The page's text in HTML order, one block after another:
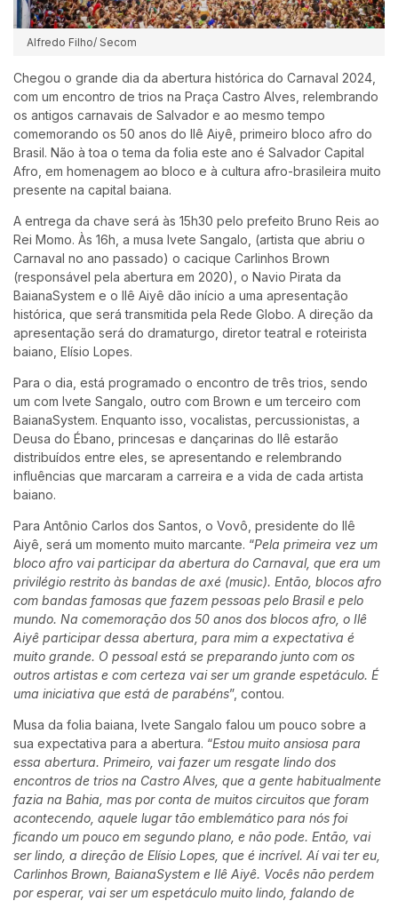
Alfredo Filho/ Secom
Chegou o grande dia da abertura histórica do Carnaval 2024,
com um encontro de trios na Praça Castro Alves, relembrando
os antigos carnavais de Salvador e ao mesmo tempo
comemorando os 50 anos do Ilê Aiyê, primeiro bloco afro do
Brasil. Não à toa o tema da folia este ano é Salvador Capital
Afro, em homenagem ao bloco e à cultura afro-brasileira muito
presente na capital baiana.
A entrega da chave será às 15h30 pelo prefeito Bruno Reis ao
Rei Momo. Às 16h, a musa Ivete Sangalo, (artista que abriu o
Carnaval no ano passado) o cacique Carlinhos Brown
(responsável pela abertura em 2020), o Navio Pirata da
BaianaSystem e o Ilê Aiyê dão início a uma apresentação
histórica, que será transmitida pela Rede Globo. A direção da
apresentação será do dramaturgo, diretor teatral e roteirista
baiano, Elísio Lopes.
Para o dia, está programado o encontro de três trios, sendo
um com Ivete Sangalo, outro com Brown e um terceiro com
BaianaSystem. Enquanto isso, vocalistas, percussionistas, a
Deusa do Ébano, princesas e dançarinas do Ilê estarão
distribuídos entre eles, se apresentando e relembrando
influências que marcaram a carreira e a vida de cada artista
baiano.
Para Antônio Carlos dos Santos, o Vovô, presidente do Ilê
Aiyê, será um momento muito marcante. “Pela primeira vez um
bloco afro vai participar da abertura do Carnaval, que era um
privilégio restrito às bandas de axé (music). Então, blocos afro
com bandas famosas que fazem pessoas pelo Brasil e pelo
mundo. Na comemoração dos 50 anos dos blocos afro, o Ilê
Aiyê participar dessa abertura, para mim a expectativa é
muito grande. O pessoal está se preparando junto com os
outros artistas e com certeza vai ser um grande espetáculo. É
uma iniciativa que está de parabéns”, contou.
Musa da folia baiana, Ivete Sangalo falou um pouco sobre a
sua expectativa para a abertura. “Estou muito ansiosa para
essa abertura. Primeiro, vai fazer um resgate lindo dos
encontros de trios na Castro Alves, que a gente habitualmente
fazia na Bahia, mas por conta de muitos circuitos que foram
acontecendo, aquele lugar tão emblemático para nós foi
ficando um pouco em segundo plano, e não pode. Então, vai
ser lindo, a direção de Elísio Lopes, que é incrível. Aí vai ter eu,
Carlinhos Brown, BaianaSystem e Ilê Aiyê. Vocês não perdem
por esperar, vai ser um espetáculo muito lindo, falando de